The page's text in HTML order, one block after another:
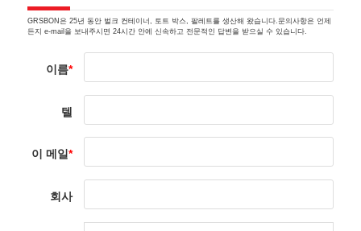
GRSBON은 25년 동안 벌크 컨테이너, 토트 박스, 팔레트를 생산해 왔습니다.문의사항은 언제
든지 e-mail을 보내주시면 24시간 안에 신속하고 전문적인 답변을 받으실 수 있습니다.
이름*
텔
이 메일*
회사